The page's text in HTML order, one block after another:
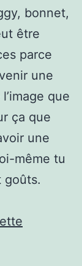
bonnet,
être
parce
une
que
ça que
une
même tu
goûts.